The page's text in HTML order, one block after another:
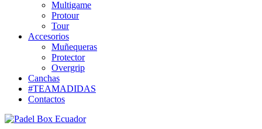
Multigame
Protour
Tour
Accesorios
Muñequeras
Protector
Overgrip
Canchas
#TEAMADIDAS
Contactos